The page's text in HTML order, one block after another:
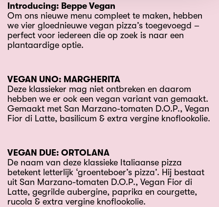
Introducing: Beppe Vegan
Om ons nieuwe menu compleet te maken, hebben
we vier gloednieuwe vegan pizza’s toegevoegd –
perfect voor iedereen die op zoek is naar een
plantaardige optie.
VEGAN UNO: MARGHERITA
Deze klassieker mag niet ontbreken en daarom
hebben we er ook een vegan variant van gemaakt.
Gemaakt met San Marzano-tomaten D.O.P., Vegan
Fior di Latte, basilicum & extra vergine knoflookolie.
VEGAN DUE: ORTOLANA
De naam van deze klassieke Italiaanse pizza
betekent letterlijk ‘groenteboer’s pizza’. Hij bestaat
uit San Marzano-tomaten D.O.P., Vegan Fior di
Latte, gegrilde aubergine, paprika en courgette,
rucola & extra vergine knoflookolie.